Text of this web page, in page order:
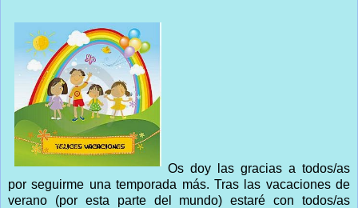
Os doy las gracias a todos/as
por seguirme una temporada más. Tras las vacaciones de
verano (por esta parte del mundo) estaré con todos/as